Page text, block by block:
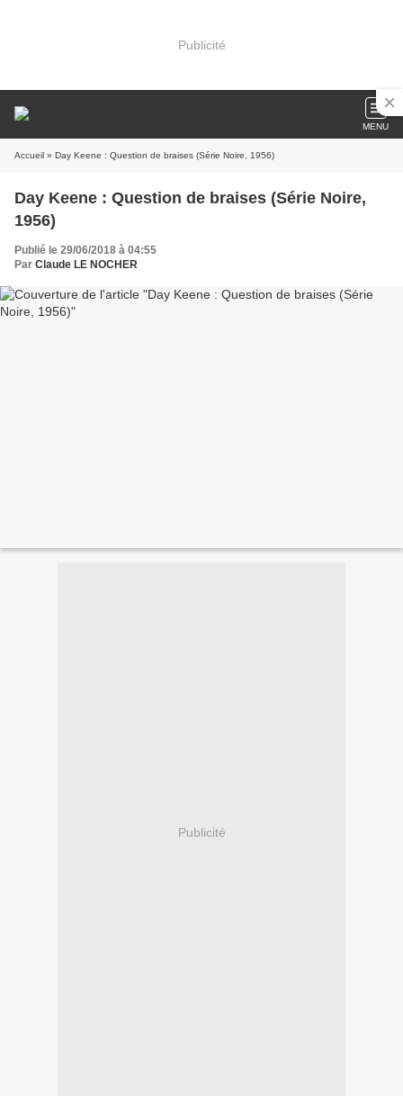
Publicité
MENU
Accueil » Day Keene : Question de braises (Série Noire, 1956)
Day Keene : Question de braises (Série Noire,
1956)
Publié le 29/06/2018 à 04:55
Par Claude LE NOCHER
Publicité